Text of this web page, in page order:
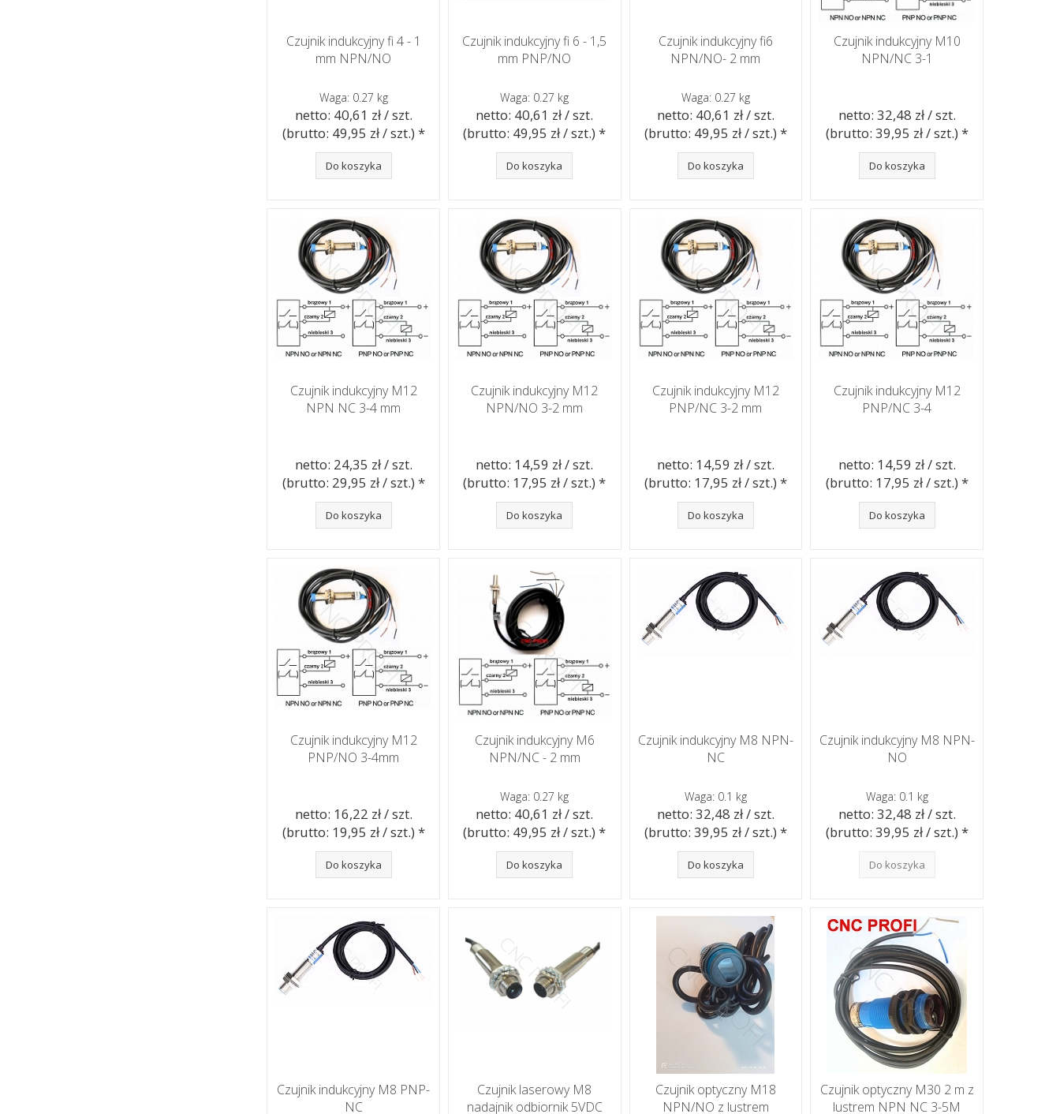
Czujnik indukcyjny fi 4 - 1
mm NPN/NO
Waga: 0.27 kg
netto: 40,61 zł / szt.
(brutto: 49,95 zł / szt.) *
Do koszyka
Czujnik indukcyjny fi 6 - 1,5
mm PNP/NO
Waga: 0.27 kg
netto: 40,61 zł / szt.
(brutto: 49,95 zł / szt.) *
Do koszyka
Czujnik indukcyjny fi6
NPN/NO- 2 mm
Waga: 0.27 kg
netto: 40,61 zł / szt.
(brutto: 49,95 zł / szt.) *
Do koszyka
Czujnik indukcyjny M10
NPN/NC 3-1
netto: 32,48 zł / szt.
(brutto: 39,95 zł / szt.) *
Do koszyka
Czujnik indukcyjny M12
NPN NC 3-4 mm
netto: 24,35 zł / szt.
(brutto: 29,95 zł / szt.) *
Do koszyka
Czujnik indukcyjny M12
NPN/NO 3-2 mm
netto: 14,59 zł / szt.
(brutto: 17,95 zł / szt.) *
Do koszyka
Czujnik indukcyjny M12
PNP/NC 3-2 mm
netto: 14,59 zł / szt.
(brutto: 17,95 zł / szt.) *
Do koszyka
Czujnik indukcyjny M12
PNP/NC 3-4
netto: 14,59 zł / szt.
(brutto: 17,95 zł / szt.) *
Do koszyka
Czujnik indukcyjny M12
PNP/NO 3-4mm
netto: 16,22 zł / szt.
(brutto: 19,95 zł / szt.) *
Do koszyka
Czujnik indukcyjny M6
NPN/NC - 2 mm
Waga: 0.27 kg
netto: 40,61 zł / szt.
(brutto: 49,95 zł / szt.) *
Do koszyka
Czujnik indukcyjny M8 NPN-
NC
Waga: 0.1 kg
netto: 32,48 zł / szt.
(brutto: 39,95 zł / szt.) *
Do koszyka
Czujnik indukcyjny M8 NPN-
NO
Waga: 0.1 kg
netto: 32,48 zł / szt.
(brutto: 39,95 zł / szt.) *
Do koszyka
Czujnik indukcyjny M8 PNP-
NC
Czujnik laserowy M8
nadajnik odbiornik 5VDC
Czujnik optyczny M18
NPN/NO z lustrem
Czujnik optyczny M30 2 m z
lustrem NPN NC 3-5M